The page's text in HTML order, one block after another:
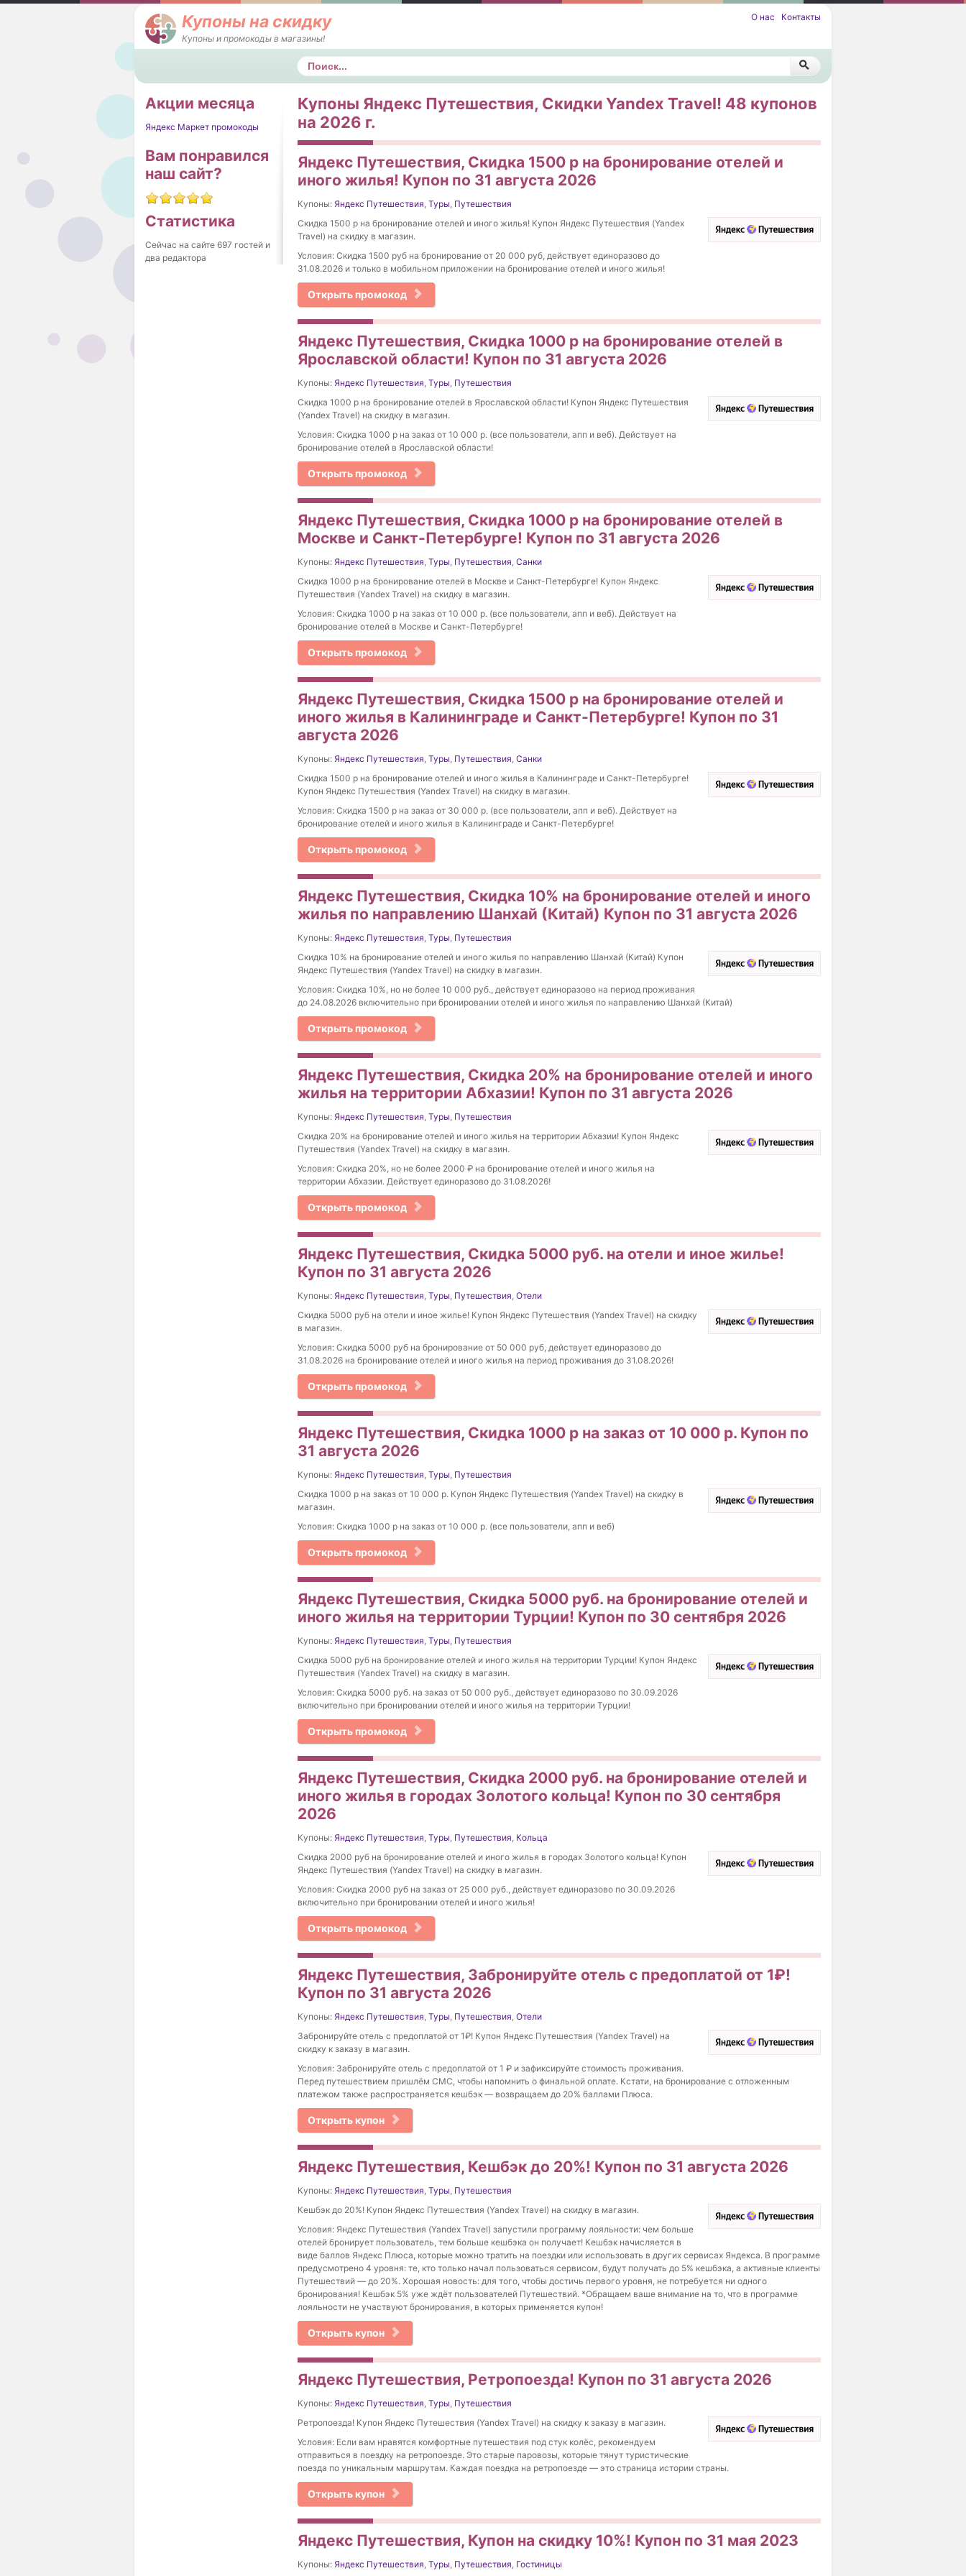
Купоны на скидку
Купоны и промокоды в магазины!
О нас Контакты
Поиск
Акции месяца
Яндекс Маркет промокоды
Вам понравился
наш сайт?
Статистика
Сейчас на сайте 697 гостей и
два редактора
Купоны Яндекс Путешествия, Скидки Yandex Travel! 48 купонов
на 2026 г.
Яндекс Путешествия, Скидка 1500 р на бронирование отелей и
иного жилья! Купон по 31 августа 2026
Купоны: Яндекс Путешествия, Туры, Путешествия
Скидка 1500 р на бронирование отелей и иного жилья! Купон Яндекс Путешествия (Yandex
Travel) на скидку в магазин.
Условия: Скидка 1500 руб на бронирование от 20 000 руб, действует единоразово до
31.08.2026 и только в мобильном приложении на бронирование отелей и иного жилья!
Открыть промокод
Яндекс Путешествия, Скидка 1000 р на бронирование отелей в
Ярославской области! Купон по 31 августа 2026
Купоны: Яндекс Путешествия, Туры, Путешествия
Скидка 1000 р на бронирование отелей в Ярославской области! Купон Яндекс Путешествия
(Yandex Travel) на скидку в магазин.
Условия: Скидка 1000 р на заказ от 10 000 р. (все пользователи, апп и веб). Действует на
бронирование отелей в Ярославской области!
Открыть промокод
Яндекс Путешествия, Скидка 1000 р на бронирование отелей в
Москве и Санкт-Петербурге! Купон по 31 августа 2026
Купоны: Яндекс Путешествия, Туры, Путешествия, Санки
Скидка 1000 р на бронирование отелей в Москве и Санкт-Петербурге! Купон Яндекс
Путешествия (Yandex Travel) на скидку в магазин.
Условия: Скидка 1000 р на заказ от 10 000 р. (все пользователи, апп и веб). Действует на
бронирование отелей в Москве и Санкт-Петербурге!
Открыть промокод
Яндекс Путешествия, Скидка 1500 р на бронирование отелей и
иного жилья в Калининграде и Санкт-Петербурге! Купон по 31
августа 2026
Купоны: Яндекс Путешествия, Туры, Путешествия, Санки
Скидка 1500 р на бронирование отелей и иного жилья в Калининграде и Санкт-Петербурге!
Купон Яндекс Путешествия (Yandex Travel) на скидку в магазин.
Условия: Скидка 1500 р на заказ от 30 000 р. (все пользователи, апп и веб). Действует на
бронирование отелей и иного жилья в Калининграде и Санкт-Петербурге!
Открыть промокод
Яндекс Путешествия, Скидка 10% на бронирование отелей и иного
жилья по направлению Шанхай (Китай) Купон по 31 августа 2026
Купоны: Яндекс Путешествия, Туры, Путешествия
Скидка 10% на бронирование отелей и иного жилья по направлению Шанхай (Китай) Купон
Яндекс Путешествия (Yandex Travel) на скидку в магазин.
Условия: Скидка 10%, но не более 10 000 руб., действует единоразово на период проживания
до 24.08.2026 включительно при бронировании отелей и иного жилья по направлению Шанхай (Китай)
Открыть промокод
Яндекс Путешествия, Скидка 20% на бронирование отелей и иного
жилья на территории Абхазии! Купон по 31 августа 2026
Купоны: Яндекс Путешествия, Туры, Путешествия
Скидка 20% на бронирование отелей и иного жилья на территории Абхазии! Купон Яндекс
Путешествия (Yandex Travel) на скидку в магазин.
Условия: Скидка 20%, но не более 2000 ₽ на бронирование отелей и иного жилья на
территории Абхазии. Действует единоразово до 31.08.2026!
Открыть промокод
Яндекс Путешествия, Скидка 5000 руб. на отели и иное жилье!
Купон по 31 августа 2026
Купоны: Яндекс Путешествия, Туры, Путешествия, Отели
Скидка 5000 руб на отели и иное жилье! Купон Яндекс Путешествия (Yandex Travel) на скидку
в магазин.
Условия: Скидка 5000 руб на бронирование от 50 000 руб, действует единоразово до
31.08.2026 на бронирование отелей и иного жилья на период проживания до 31.08.2026!
Открыть промокод
Яндекс Путешествия, Скидка 1000 р на заказ от 10 000 р. Купон по
31 августа 2026
Купоны: Яндекс Путешествия, Туры, Путешествия
Скидка 1000 р на заказ от 10 000 р. Купон Яндекс Путешествия (Yandex Travel) на скидку в
магазин.
Условия: Скидка 1000 р на заказ от 10 000 р. (все пользователи, апп и веб)
Открыть промокод
Яндекс Путешествия, Скидка 5000 руб. на бронирование отелей и
иного жилья на территории Турции! Купон по 30 сентября 2026
Купоны: Яндекс Путешествия, Туры, Путешествия
Скидка 5000 руб на бронирование отелей и иного жилья на территории Турции! Купон Яндекс
Путешествия (Yandex Travel) на скидку в магазин.
Условия: Скидка 5000 руб. на заказ от 50 000 руб., действует единоразово по 30.09.2026
включительно при бронировании отелей и иного жилья на территории Турции!
Открыть промокод
Яндекс Путешествия, Скидка 2000 руб. на бронирование отелей и
иного жилья в городах Золотого кольца! Купон по 30 сентября
2026
Купоны: Яндекс Путешествия, Туры, Путешествия, Кольца
Скидка 2000 руб на бронирование отелей и иного жилья в городах Золотого кольца! Купон
Яндекс Путешествия (Yandex Travel) на скидку в магазин.
Условия: Cкидка 2000 руб на заказ от 25 000 руб., действует единоразово по 30.09.2026
включительно при бронировании отелей и иного жилья!
Открыть промокод
Яндекс Путешествия, Забронируйте отель с предоплатой от 1₽!
Купон по 31 августа 2026
Купоны: Яндекс Путешествия, Туры, Путешествия, Отели
Забронируйте отель с предоплатой от 1₽! Купон Яндекс Путешествия (Yandex Travel) на
скидку к заказу в магазин.
Условия: Забронируйте отель с предоплатой от 1 ₽ и зафиксируйте стоимость проживания.
Перед путешествием пришлём СМС, чтобы напомнить о финальной оплате. Кстати, на бронирование с отложенным
платежом также распространяется кешбэк — возвращаем до 20% баллами Плюса.
Открыть купон
Яндекс Путешествия, Кешбэк до 20%! Купон по 31 августа 2026
Купоны: Яндекс Путешествия, Туры, Путешествия
Кешбэк до 20%! Купон Яндекс Путешествия (Yandex Travel) на скидку в магазин.
Условия: Яндекс Путешествия (Yandex Travel) запустили программу лояльности: чем больше
отелей бронирует пользователь, тем больше кешбэка он получает! Кешбэк начисляется в
виде баллов Яндекс Плюса, которые можно тратить на поездки или использовать в других сервисах Яндекса. В программе
предусмотрено 4 уровня: те, кто только начал пользоваться сервисом, будут получать до 5% кешбэка, а активные клиенты
Путешествий — до 20%. Хорошая новость: для того, чтобы достичь первого уровня, не потребуется ни одного
бронирования! Кешбэк 5% уже ждёт пользователей Путешествий. *Обращаем ваше внимание на то, что в программе
лояльности не участвуют бронирования, в которых применяется купон!
Открыть купон
Яндекс Путешествия, Ретропоезда! Купон по 31 августа 2026
Купоны: Яндекс Путешествия, Туры, Путешествия
Ретропоезда! Купон Яндекс Путешествия (Yandex Travel) на скидку к заказу в магазин.
Условия: Если вам нравятся комфортные путешествия под стук колёс, рекомендуем
отправиться в поездку на ретропоезде. Это старые паровозы, которые тянут туристические
поезда по уникальным маршрутам. Каждая поездка на ретропоезде — это страница истории страны.
Открыть купон
Яндекс Путешествия, Купон на скидку 10%! Купон по 31 мая 2023
Купоны: Яндекс Путешествия, Туры, Путешествия, Гостиницы